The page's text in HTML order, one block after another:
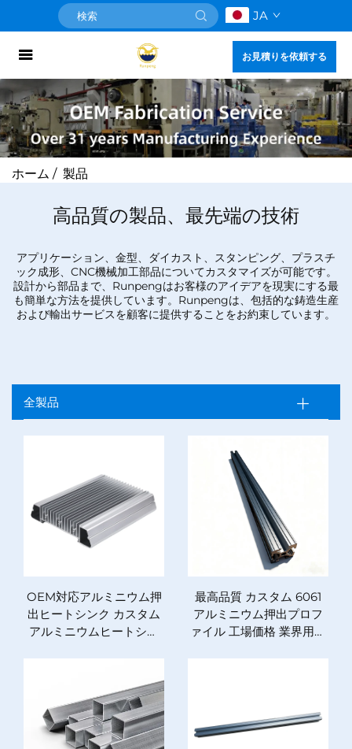
JA
お見積りを依頼する
ホーム / 製品
高品質の製品、最先端の技術
アプリケーション、金型、ダイカスト、スタンピング、プラスチ
ック成形、CNC機械加工部品についてカスタマイズが可能です。
設計から部品まで、Runpengはお客様のアイデアを現実にする最
も簡単な方法を提供しています。Runpengは、包括的な鋳造生産
および輸出サービスを顧客に提供することをお約束しています。
全製品
OEM対応アルミニウム押
出ヒートシンク カスタム
アルミニウムヒートシン
最高品質 カスタム 6061
アルミニウム押出プロフ
ァイル 工場価格 業界用ア